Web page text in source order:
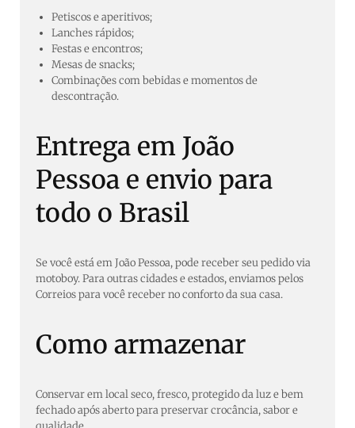
Petiscos e aperitivos;
Lanches rápidos;
Festas e encontros;
Mesas de snacks;
Combinações com bebidas e momentos de
descontração.
Entrega em João
Pessoa e envio para
todo o Brasil
Se você está em João Pessoa, pode receber seu pedido via
motoboy. Para outras cidades e estados, enviamos pelos
Correios para você receber no conforto da sua casa.
Como armazenar
Conservar em local seco, fresco, protegido da luz e bem
fechado após aberto para preservar crocância, sabor e